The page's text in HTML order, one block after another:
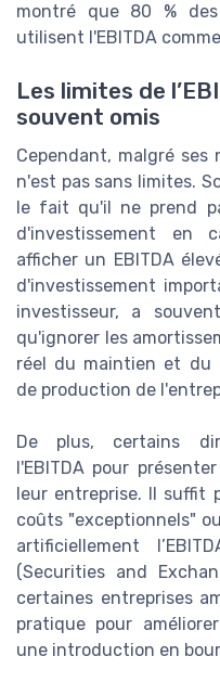
montré que 80 %
utilisent l'EBITDA
Les limites de
souvent omis
Cependant, malgré ses
n'est pas sans limites.
le fait qu'il ne prend
d'investissement en
afficher un EBITDA
d'investissement
investisseur, a
qu'ignorer les
réel du maintien et du
de production de
De plus, certains
l'EBITDA pour
leur entreprise. Il suffit
coûts "exceptionnels"
artificiellement
(Securities and
certaines entreprises
pratique pour
une introduction en